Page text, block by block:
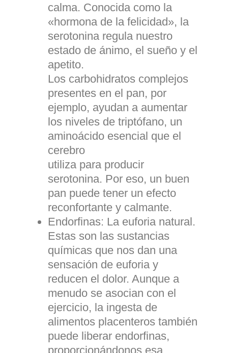
calma. Conocida como la
«hormona de la felicidad», la
serotonina regula nuestro
estado de ánimo, el sueño y el
apetito.
Los carbohidratos complejos
presentes en el pan, por
ejemplo, ayudan a aumentar
los niveles de triptófano, un
aminoácido esencial que el
cerebro
utiliza para producir
serotonina. Por eso, un buen
pan puede tener un efecto
reconfortante y calmante.
Endorfinas: La euforia natural.
Estas son las sustancias
químicas que nos dan una
sensación de euforia y
reducen el dolor. Aunque a
menudo se asocian con el
ejercicio, la ingesta de
alimentos placenteros también
puede liberar endorfinas,
proporcionándonos esa